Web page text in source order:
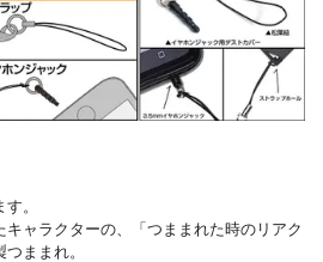
。
キャラクターの、「つままれた時のリアク
ままれ。